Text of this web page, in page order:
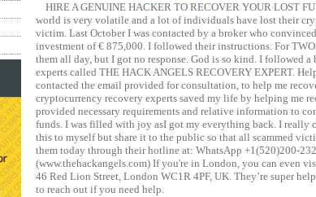
HIRE A GENUINE HACKER TO RECOVER YOUR LOST
world is very volatile and a lot of individuals have lost their
victim. Last October I was contacted by a broker who
investment of € 875,000. I followed their instructions. For
them all day, but I got no response. God is so kind. I followed a
experts called THE HACK ANGELS RECOVERY EXPERT.
contacted the email provided for consultation, to help me
cryptocurrency recovery experts saved my life by helping me
provided necessary requirements and relative information to
funds. I was filled with joy asI got my everything back. I really
this to myself but share it to the public so that all scammed
them today through their hotline at: WhatsApp +1(520)200-
(www.thehackangels.com) If you're in London, you can even
46 Red Lion Street, London WC1R 4PF, UK. They’re super
to reach out if you need help.